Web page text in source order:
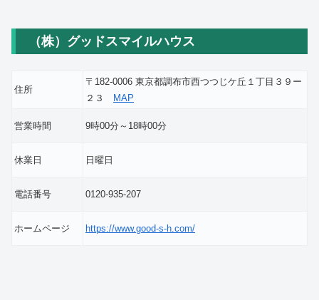
（株）グッドスマイルハウス
住所
〒182-0006 東京都調布市西つつじケ丘１丁目３９ー
２３ MAP
営業時間 9時00分～18時00分
休業日 日曜日
電話番号 0120-935-207
ホームページ https://www.good-s-h.com/